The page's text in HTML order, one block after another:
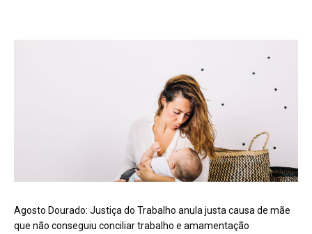
Agosto Dourado: Justiça do Trabalho anula justa causa de mãe
que não conseguiu conciliar trabalho e amamentação